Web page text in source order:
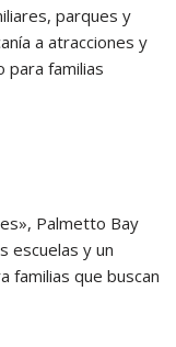
parques y
a atracciones y
para familias
Palmetto Bay
escuelas y un
familias que buscan